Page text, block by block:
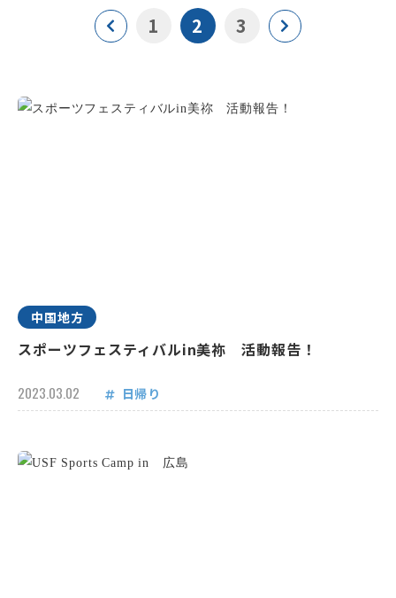
1 2 3
中国地方
スポーツフェスティバルin美祢 活動報告！
2023.03.02 日帰り